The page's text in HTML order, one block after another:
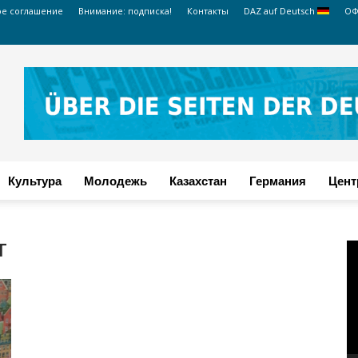
соглашение Внимание: подписка! Контакты DAZ auf Deutsch
Культура Молодежь Казахстан Германия